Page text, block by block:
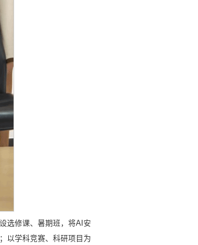
选修课、暑期班，将AI安
以学科竞赛、科研项目为